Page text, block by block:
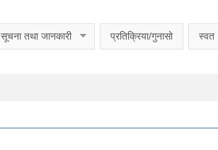
सूचना तथा जानकारी प्रतिक्रिया/गुनासो स्वत